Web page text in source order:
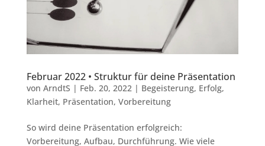
Februar 2022 • Struktur für deine Präsentation
von ArndtS | Feb. 20, 2022| Begeisterung, Erfolg,
Klarheit, Präsentation, Vorbereitung
So wird deine Präsentation erfolgreich:
Vorbereitung, Aufbau, Durchführung. Wie viele